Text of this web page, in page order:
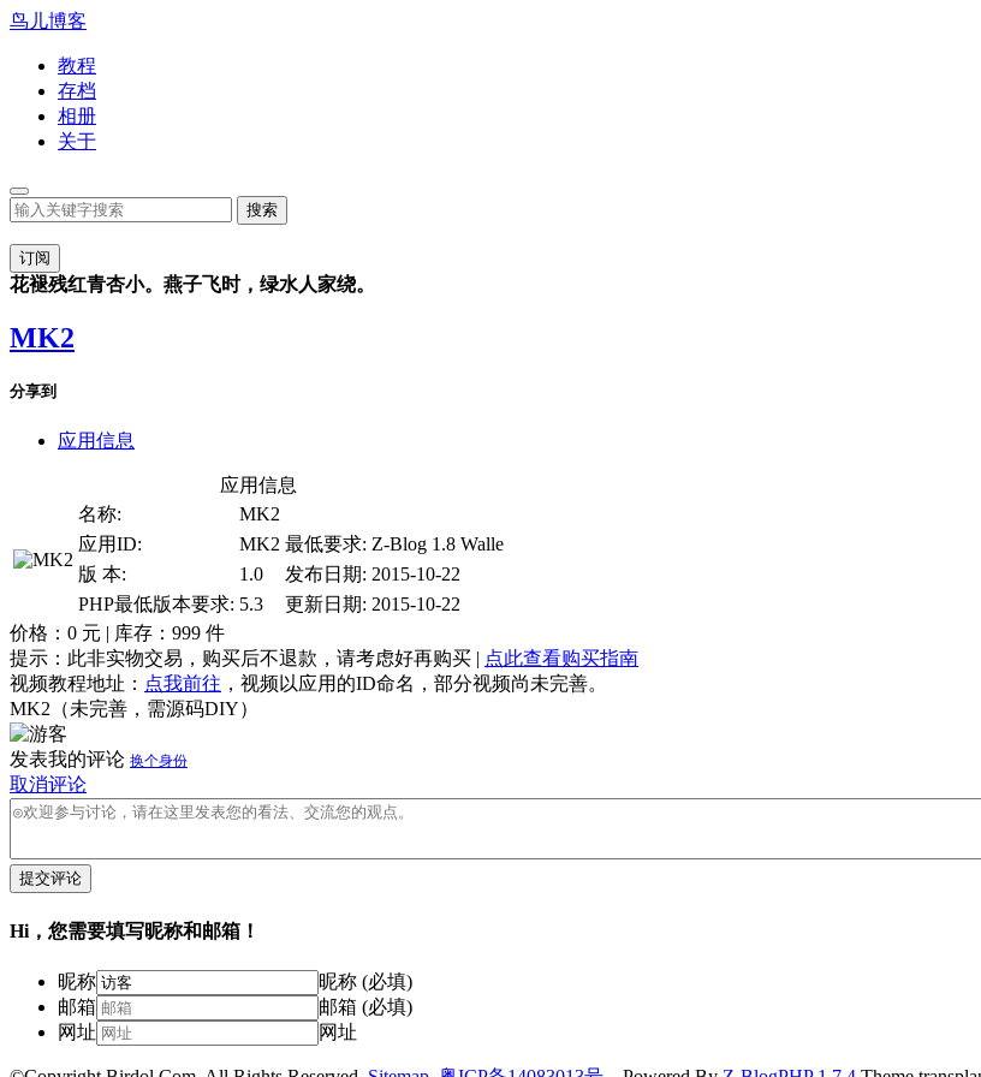
鸟儿博客
教程
存档
相册
关于
订阅
花褪残红青杏小。燕子飞时，绿水人家绕。
MK2
分享到
应用信息
应用信息
名称:
MK2
应用ID:
MK2 最低要求: Z-Blog 1.8 Walle
版 本:
1.0 发布日期: 2015-10-22
PHP最低版本要求: 5.3 更新日期: 2015-10-22
价格： 0 元 | 库存： 999 件
提示：此非实物交易，购买后不退款，请考虑好再购买 | 点此查看购买指南
视频教程地址： 点我前往 ，视频以应用的ID命名，部分视频尚未完善。
MK2（未完善，需源码DIY）
发表我的评论 换个身份
取消评论
提交评论
Hi，您需要填写昵称和邮箱！
昵称
昵称 (必填)
邮箱
邮箱 (必填)
网址
网址